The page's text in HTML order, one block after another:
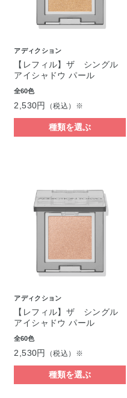
アディクション
【レフィル】ザ シングル
アイシャドウ パール
全60色
2,530円 （税込）※
種類を選ぶ
アディクション
【レフィル】ザ シングル
アイシャドウ パール
全60色
2,530円 （税込）※
種類を選ぶ